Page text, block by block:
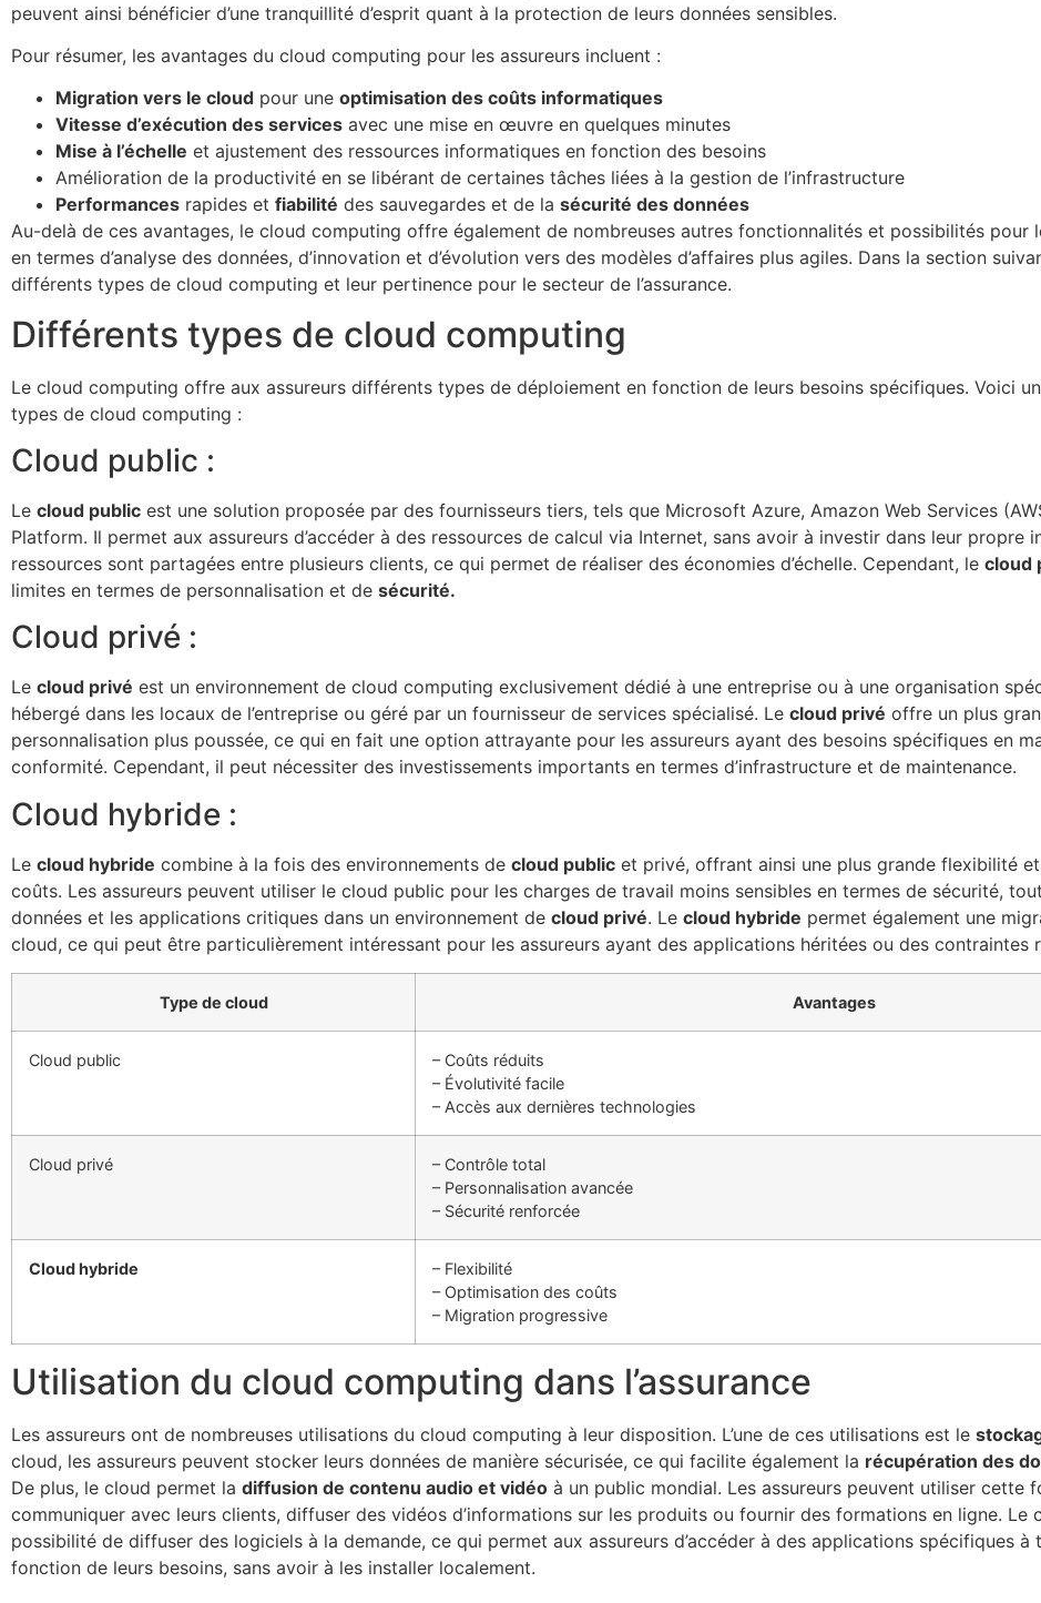
peuvent ainsi bénéficier d’une tranquillité d’esprit quant à la protection de leurs données sensibles.
Pour résumer, les avantages du cloud computing pour les assureurs incluent :
Migration vers le cloud pour une optimisation des coûts informatiques
Vitesse d’exécution des services avec une mise en œuvre en quelques minutes
Mise à l’échelle et ajustement des ressources informatiques en fonction des besoins
Amélioration de la productivité en se libérant de certaines tâches liées à la gestion de l’infrastructure
Performances rapides et fiabilité des sauvegardes et de la sécurité des données
Au-delà de ces avantages, le cloud computing offre également de nombreuses autres fonctionnalités et possibilités pour
en termes d’analyse des données, d’innovation et d’évolution vers des modèles d’affaires plus agiles. Dans la section
différents types de cloud computing et leur pertinence pour le secteur de l’assurance.
Différents types de cloud computing
Le cloud computing offre aux assureurs différents types de déploiement en fonction de leurs besoins spécifiques. Voici
types de cloud computing :
Cloud public :
Le cloud public est une solution proposée par des fournisseurs tiers, tels que Microsoft Azure, Amazon Web Services
Platform. Il permet aux assureurs d’accéder à des ressources de calcul via Internet, sans avoir à investir dans leur propre
ressources sont partagées entre plusieurs clients, ce qui permet de réaliser des économies d’échelle. Cependant, le cloud
limites en termes de personnalisation et de sécurité.
Cloud privé :
Le cloud privé est un environnement de cloud computing exclusivement dédié à une entreprise ou à une organisation
hébergé dans les locaux de l’entreprise ou géré par un fournisseur de services spécialisé. Le cloud privé offre un plus
personnalisation plus poussée, ce qui en fait une option attrayante pour les assureurs ayant des besoins spécifiques en
conformité. Cependant, il peut nécessiter des investissements importants en termes d’infrastructure et de maintenance.
Cloud hybride :
Le cloud hybride combine à la fois des environnements de cloud public et privé, offrant ainsi une plus grande flexibilité
coûts. Les assureurs peuvent utiliser le cloud public pour les charges de travail moins sensibles en termes de sécurité,
données et les applications critiques dans un environnement de cloud privé. Le cloud hybride permet également une
cloud, ce qui peut être particulièrement intéressant pour les assureurs ayant des applications héritées ou des contraintes
Type de cloud Avantages
Cloud public
– Coûts réduits
– Évolutivité facile
– Accès aux dernières technologies
Cloud privé
– Contrôle total
– Personnalisation avancée
– Sécurité renforcée
Cloud hybride
– Flexibilité
– Optimisation des coûts
– Migration progressive
Utilisation du cloud computing dans l’assurance
Les assureurs ont de nombreuses utilisations du cloud computing à leur disposition. L’une de ces utilisations est le
cloud, les assureurs peuvent stocker leurs données de manière sécurisée, ce qui facilite également la récupération des
De plus, le cloud permet la diffusion de contenu audio et vidéo à un public mondial. Les assureurs peuvent utiliser cette
communiquer avec leurs clients, diffuser des vidéos d’informations sur les produits ou fournir des formations en ligne. Le
possibilité de diffuser des logiciels à la demande, ce qui permet aux assureurs d’accéder à des applications spécifiques
fonction de leurs besoins, sans avoir à les installer localement.